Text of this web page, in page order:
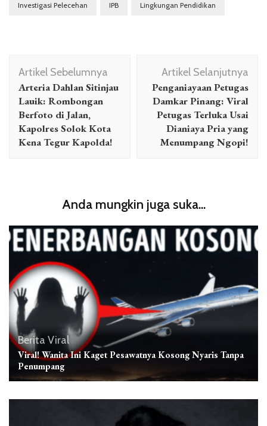
Investigasi Pelecehan IPB Lingkungan Pendidikan
Navigasi
Artikel
Artikel Sebelumnya
Arteria Dahlan Sitinjau
Lauik: Rombongan
Berfoto di Jalan,
Kapolres Solok Kota
Kena Tegur Kapolda!
Artikel Selanjutnya
Penganiayaan Petugas
Damkar Pinang: Viral
Petugas Terluka Usai
Dianiaya Pria yang
Menumpang Ngopi!
Anda mungkin juga suka...
Berita Viral
Viral! Wanita Ini Kaget Pesawatnya Kosong Nyaris Tanpa
Penumpang